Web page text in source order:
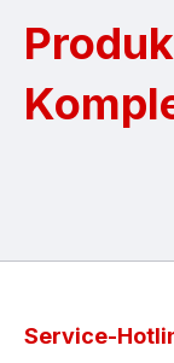
Service-